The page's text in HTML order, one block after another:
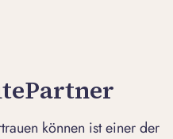
können ist einer der